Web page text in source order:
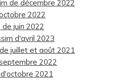
de décembre 2022
2022
juin 2022
d'avril 2023
juillet et août 2021
2022
2021